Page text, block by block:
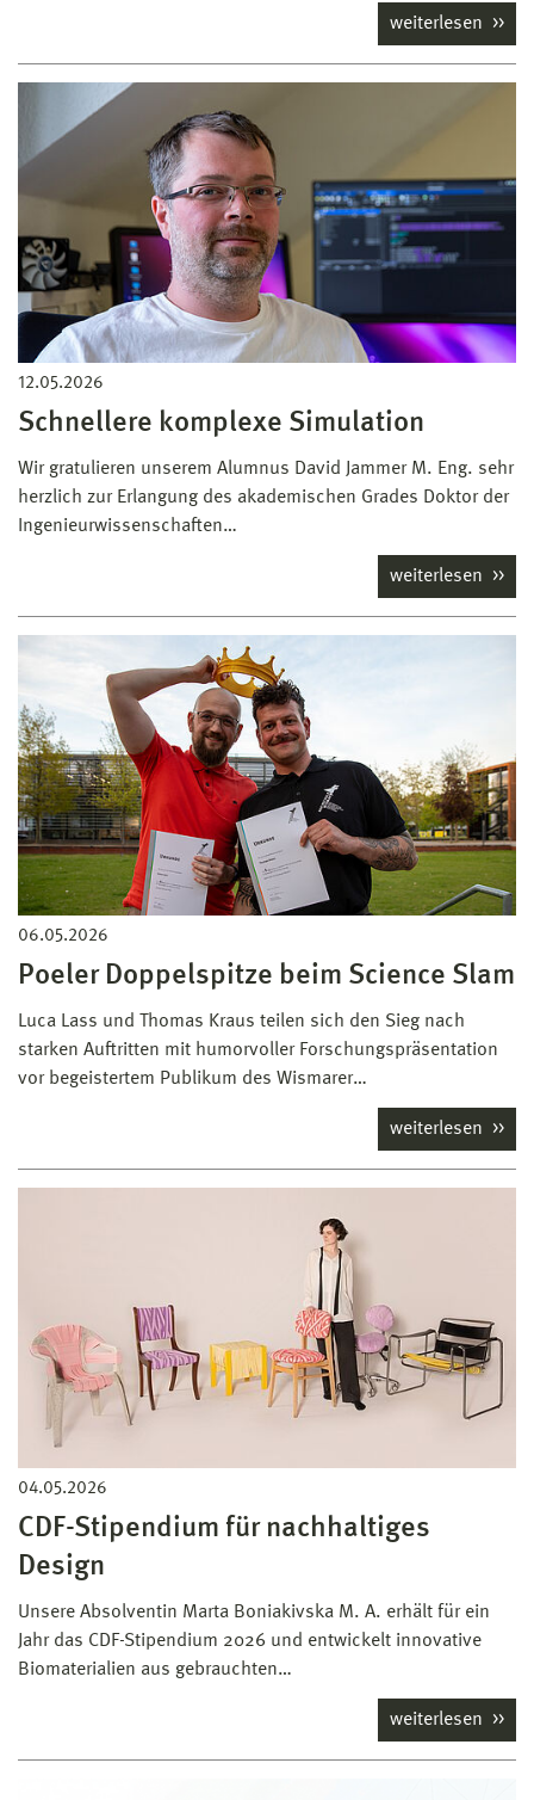
weiterlesen
12.05.2026
Schnellere komplexe Simulation
Wir gratulieren unserem Alumnus David Jammer M. Eng. sehr
herzlich zur Erlangung des akademischen Grades Doktor der
Ingenieurwissenschaften…
weiterlesen
06.05.2026
Poeler Doppelspitze beim Science Slam
Luca Lass und Thomas Kraus teilen sich den Sieg nach
starken Auftritten mit humorvoller Forschungspräsentation
vor begeistertem Publikum des Wismarer…
weiterlesen
04.05.2026
CDF-Stipendium für nachhaltiges
Design
Unsere Absolventin Marta Boniakivska M. A. erhält für ein
Jahr das CDF-Stipendium 2026 und entwickelt innovative
Biomaterialien aus gebrauchten…
weiterlesen